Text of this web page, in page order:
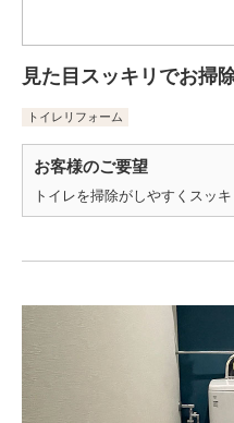
見た目スッキリでお掃
トイレリフォーム
お客様のご要望
トイレを掃除がしやすくスッ